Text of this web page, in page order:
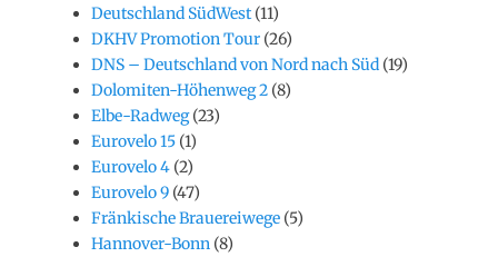
Deutschland SüdWest (11)
DKHV Promotion Tour (26)
DNS – Deutschland von Nord nach Süd (19)
Dolomiten-Höhenweg 2 (8)
Elbe-Radweg(23)
Eurovelo 15 (1)
Eurovelo 4 (2)
Eurovelo 9 (47)
Fränkische Brauereiwege (5)
Hannover-Bonn (8)